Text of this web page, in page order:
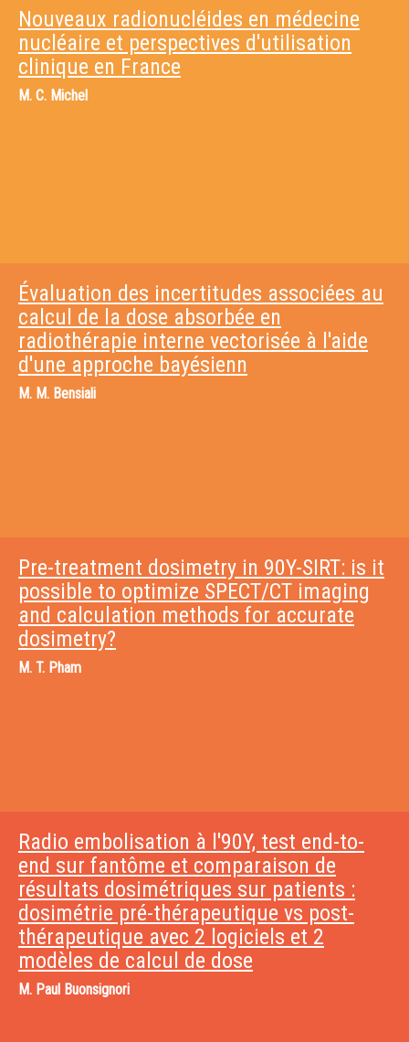
Nouveaux radionucléides en médecine
nucléaire et perspectives d'utilisation
clinique en France
M. C. Michel
Évaluation des incertitudes associées au
calcul de la dose absorbée en
radiothérapie interne vectorisée à l'aide
d'une approche bayésienn
M. M. Bensiali
Pre-treatment dosimetry in 90Y-SIRT: is it
possible to optimize SPECT/CT imaging
and calculation methods for accurate
dosimetry?
M. T. Pham
Radio embolisation à l'90Y, test end-to-
end sur fantôme et comparaison de
résultats dosimétriques sur patients :
dosimétrie pré-thérapeutique vs post-
thérapeutique avec 2 logiciels et 2
modèles de calcul de dose
M. Paul Buonsignori